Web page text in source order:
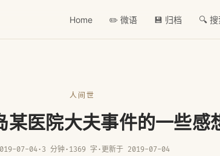
Home ✏️ 微语 💾 归档 🔍 搜
人间世
某医院大夫事件的一些感
07-04· 3 分钟· 1369 字 · 更新于 2019-07-04